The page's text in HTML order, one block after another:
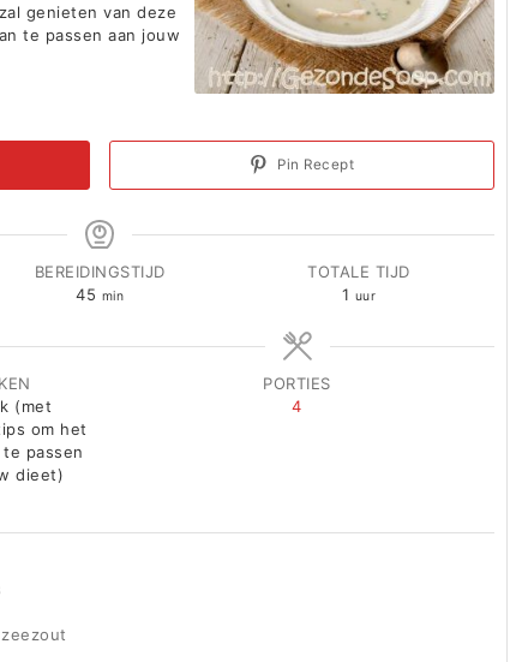
genieten van deze
te passen aan jouw
Pin Recept
BEREIDINGSTIJD
45 minuten
min
TOTALE TIJD
1 uur
uur
(met
om het
passen
dieet)
PORTIES
4